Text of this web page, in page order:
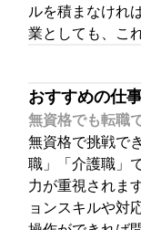
ルを積まなけれ
業としても、こ
おすすめの仕
無資格でも転職
無資格で挑戦で
職」「介護職」
力が重視されま
ョンスキルや対